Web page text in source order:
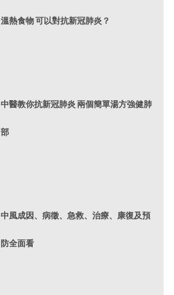
溫熱食物 可以對抗新冠肺炎？
中醫教你抗新冠肺炎 兩個簡單湯方強健肺
部
中風成因、病徵、急救、治療、康復及預
防全面看